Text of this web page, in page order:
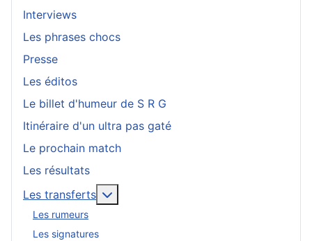
Interviews
Les phrases chocs
Presse
Les éditos
Le billet d'humeur de S R G
Itinéraire d'un ultra pas gaté
Le prochain match
Les résultats
Les transferts
Les rumeurs
Les signatures